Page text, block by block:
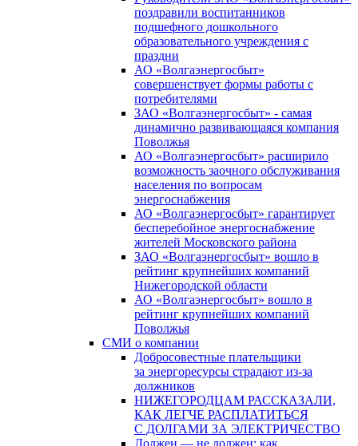
поздравили воспитанников
подшефного дошкольного
образовательного учреждения с
праздни
АО «Волгаэнергосбыт»
совершенствует формы работы с
потребителями
ЗАО «Волгаэнергосбыт» - самая
динамично развивающаяся компания
Поволжья
АО «Волгаэнергосбыт» расширило
возможность заочного обслуживания
населения по вопросам
энергоснабжения
АО «Волгаэнергосбыт» гарантирует
бесперебойное энергоснабжение
жителей Московского района
ЗАО «Волгаэнергосбыт» вошло в
рейтинг крупнейших компаний
Нижегородской области
АО «Волгаэнергосбыт» вошло в
рейтинг крупнейших компаний
Поволжья
СМИ о компании
Добросовестные плательщики
за энергоресурсы страдают из-за
должников
НИЖЕГОРОДЦАМ РАССКАЗАЛИ,
КАК ЛЕГЧЕ РАСПЛАТИТЬСЯ
С ДОЛГАМИ ЗА ЭЛЕКТРИЧЕСТВО